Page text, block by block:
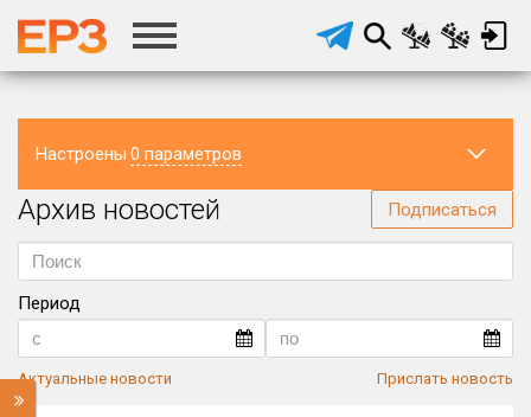
Настроены 0 параметров
Регион
Архив новостей Подписаться
Период
Актуальные новости Прислать новость